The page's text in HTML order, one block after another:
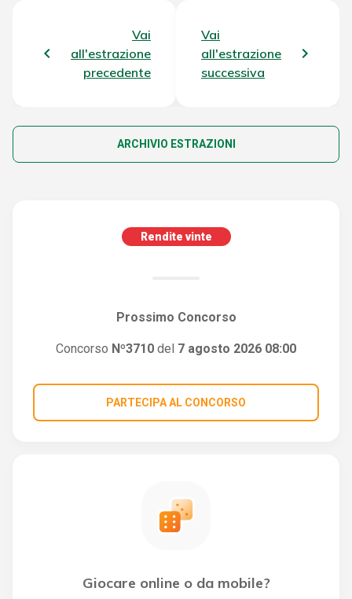
Vai
all'estrazione
precedente
Vai
all'estrazione
successiva
ARCHIVIO ESTRAZIONI
Rendite vinte
Prossimo Concorso
Concorso Nº3710 del 7 agosto 2026 08:00
PARTECIPA AL CONCORSO
Giocare online o da mobile?